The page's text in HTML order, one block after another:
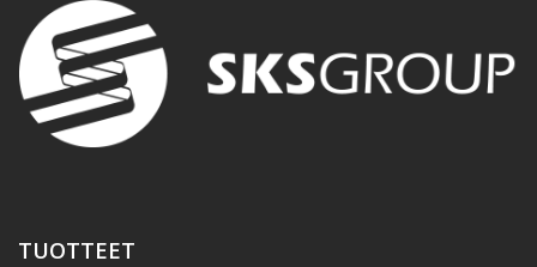
TUOTTEET